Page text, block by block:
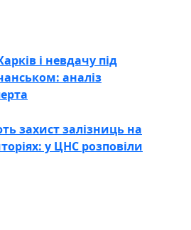
і невдачу під
аналіз
захист залізниць на
у ЦНС розповіли